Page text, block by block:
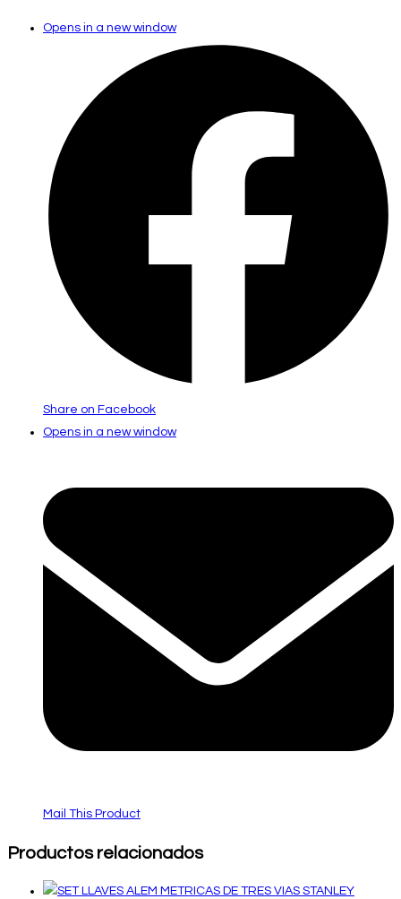
Opens in a new window
Share on Facebook
Opens in a new window
Mail This Product
Productos relacionados